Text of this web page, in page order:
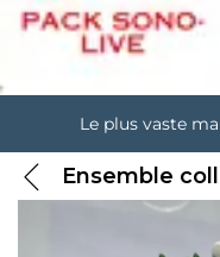
Le plus vaste